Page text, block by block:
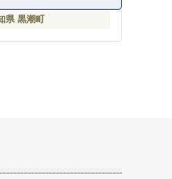
家庭用 グルメ 特産品
地 本場 高知 黒潮町 ギ
贈答品 人気 返礼品 ふ
県 黒潮町